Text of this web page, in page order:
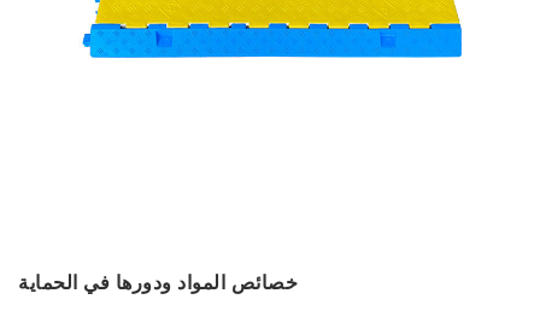
خصائص المواد ودورها في الحماية